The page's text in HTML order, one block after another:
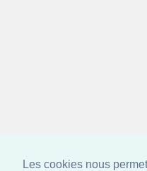
Les cookies nous